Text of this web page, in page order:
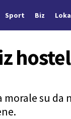
Sport Biz
su da